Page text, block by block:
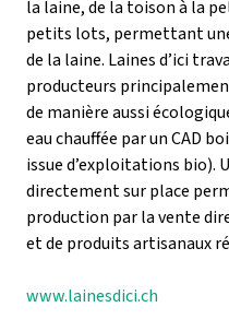
la laine, de la toison à la
petits lots, permettant
de la laine. Laines d’ici
producteurs
de manière aussi
eau chauffée par un CAD
issue d’exploitations bio).
directement sur place
production par la vente
et de produits artisanaux
www.lainesdici.ch